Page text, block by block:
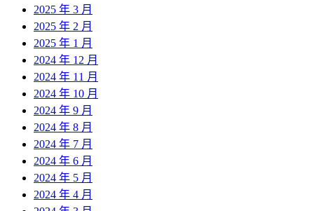
2025 年 3 月
2025 年 2 月
2025 年 1 月
2024 年 12 月
2024 年 11 月
2024 年 10 月
2024 年 9 月
2024 年 8 月
2024 年 7 月
2024 年 6 月
2024 年 5 月
2024 年 4 月